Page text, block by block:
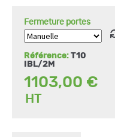
Fermeture portes
Référence: T10
IBL/2M
1103,00 €